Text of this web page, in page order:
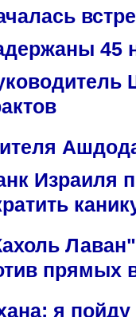
45
Израиля
прямых
я пойду